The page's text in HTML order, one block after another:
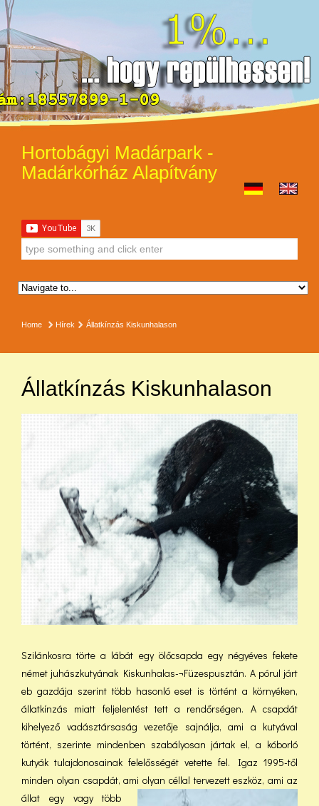
Hortobágyi Madárpark -
Madárkórház Alapítvány
Home Hírek Állatkínzás Kiskunhalason
Állatkínzás Kiskunhalason
Szilánkosra törte a lábát egy ölőcsapda egy négyéves fekete
német juhászkutyának Kiskunhalas-¬Füzespusztán. A pórul járt
eb gazdája szerint több hasonló eset is történt a környéken,
állatkínzás miatt feljelentést tett a rendőrségen. A csapdát
kihelyező vadásztársaság vezetője sajnálja, ami a kutyával
történt, szerinte mindenben szabályosan jártak el, a kóborló
kutyák tulajdonosainak felelősségét vetette fel. Igaz 1995-től
minden olyan csapdát, ami olyan céllal tervezett eszköz, ami az
állat egy vagy több